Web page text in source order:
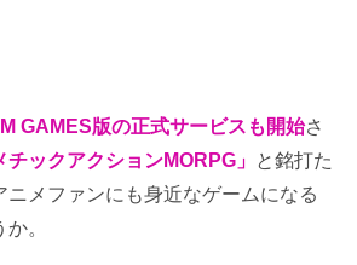
GAMES版の正式サービスも開始さ
チックアクションMORPG」
と銘打た
ニメファンにも身近なゲームになる
。